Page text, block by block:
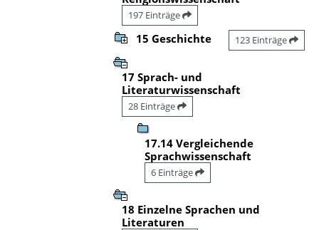
197 Einträge
15 Geschichte 123 Einträge
17 Sprach- und
Literaturwissenschaft
28 Einträge
17.14 Vergleichende
Sprachwissenschaft
6 Einträge
18 Einzelne Sprachen und
Literaturen